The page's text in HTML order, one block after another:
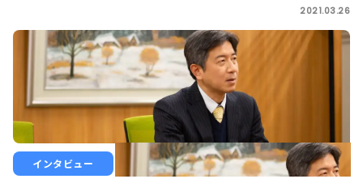
2021.03.26
インタビュー